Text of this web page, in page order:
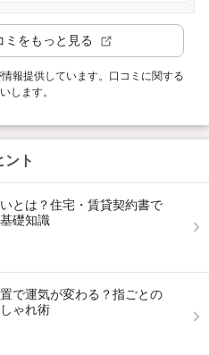
ミをもっと見る
情報提供しています。口コミに関する
します。
ント
とは？住宅・賃貸契約書で
礎知識
で運気が変わる？指ごとの
ゃれ術